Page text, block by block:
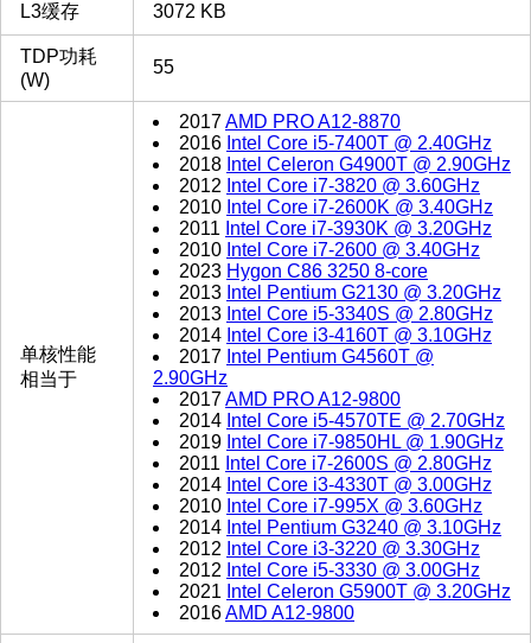
L3缓存 3072 KB
TDP功耗
(W)
55
单核性能
相当于
2017AMD PRO A12-8870
2016 Intel Core i5-7400T @ 2.40GHz
2018 Intel Celeron G4900T @ 2.90GHz
2012 Intel Core i7-3820 @ 3.60GHz
2010 Intel Core i7-2600K @ 3.40GHz
2011 Intel Core i7-3930K @ 3.20GHz
2010 Intel Core i7-2600 @ 3.40GHz
2023 Hygon C86 3250 8-core
2013 Intel Pentium G2130 @ 3.20GHz
2013 Intel Core i5-3340S @ 2.80GHz
2014 Intel Core i3-4160T @ 3.10GHz
2017 Intel Pentium G4560T @
2.90GHz
2017AMD PRO A12-9800
2014 Intel Core i5-4570TE @ 2.70GHz
2019 Intel Core i7-9850HL @ 1.90GHz
2011 Intel Core i7-2600S @ 2.80GHz
2014 Intel Core i3-4330T @ 3.00GHz
2010 Intel Core i7-995X @ 3.60GHz
2014 Intel Pentium G3240 @ 3.10GHz
2012 Intel Core i3-3220 @ 3.30GHz
2012 Intel Core i5-3330 @ 3.00GHz
2021 Intel Celeron G5900T @ 3.20GHz
2016AMD A12-9800